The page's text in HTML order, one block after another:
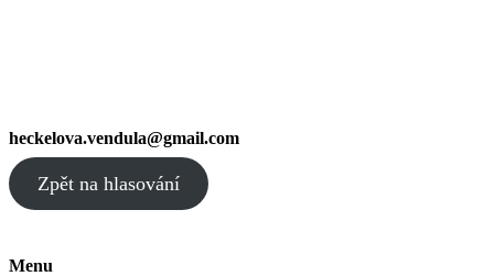
heckelova.vendula@gmail.com
Zpět na hlasování
Menu